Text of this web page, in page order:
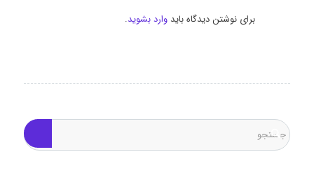
برای نوشتن دیدگاه باید وارد بشوید.